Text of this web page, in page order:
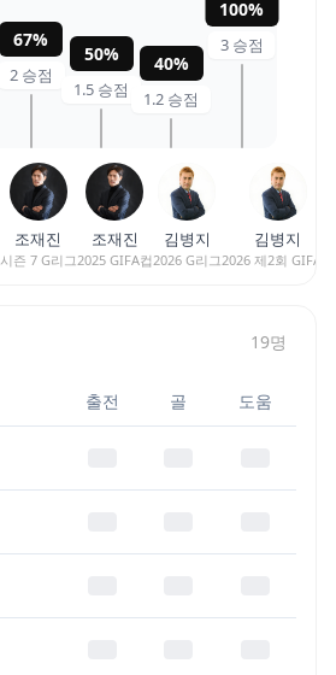
67%
2승점
50%
1.5 승점
40%
1.2 승점
100%
3승점
조재진
시즌 7 G리그
조재진
2025 GIFA컵
김병지
2026 G리그
김병지
2026 제2회 GIFA컵
19명
출전 골 도움